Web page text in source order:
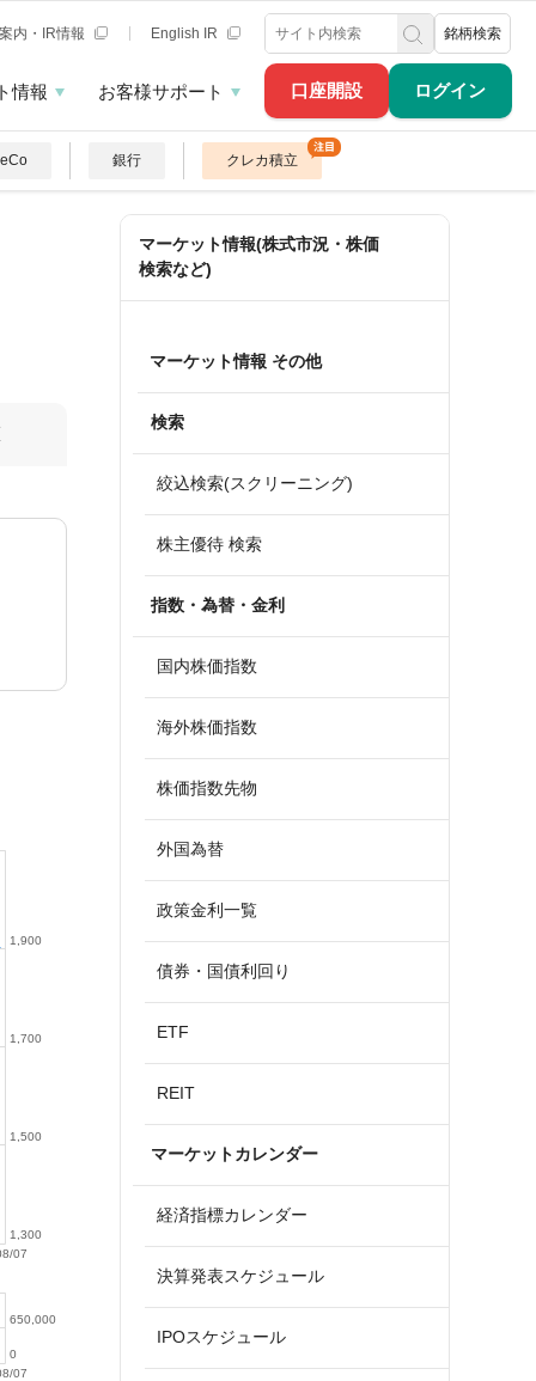
口座開設 ログイン
内・IR情報 English IR 銘柄検索
情報 お客様サポート
銀行 クレカ積立
07
1,300
1,500
1,700
1,900
07
0
650,000
マーケット情報(株式市況・株価
検索など)
マーケット情報 その他
検索
絞込検索(スクリーニング)
株主優待 検索
指数・為替・金利
国内株価指数
海外株価指数
株価指数先物
外国為替
政策金利一覧
債券・国債利回り
ETF
REIT
マーケットカレンダー
経済指標カレンダー
決算発表スケジュール
IPOスケジュール